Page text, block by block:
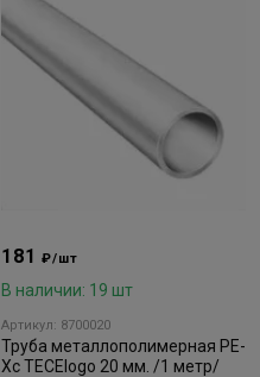
181₽/шт
В наличии: 19 шт
Артикул: 8700020
Труба металлополимерная PE-
Xc TECElogo 20 мм. /1 метр/